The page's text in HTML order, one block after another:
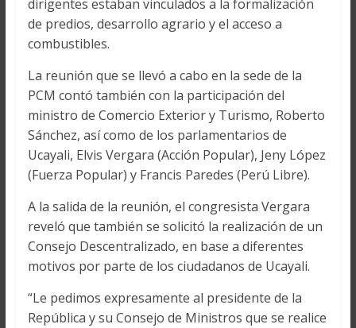
dirigentes estaban vinculados a la formalización
de predios, desarrollo agrario y el acceso a
combustibles.
La reunión que se llevó a cabo en la sede de la
PCM contó también con la participación del
ministro de Comercio Exterior y Turismo, Roberto
Sánchez, así como de los parlamentarios de
Ucayali, Elvis Vergara (Acción Popular), Jeny López
(Fuerza Popular) y Francis Paredes (Perú Libre).
A la salida de la reunión, el congresista Vergara
reveló que también se solicitó la realización de un
Consejo Descentralizado, en base a diferentes
motivos por parte de los ciudadanos de Ucayali.
“Le pedimos expresamente al presidente de la
República y su Consejo de Ministros que se realice